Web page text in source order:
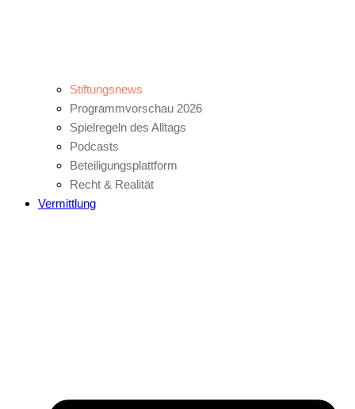
Stiftungsnews
Programmvorschau 2026
Spielregeln des Alltags
Podcasts
Beteiligungsplattform
Recht & Realität
Vermittlung